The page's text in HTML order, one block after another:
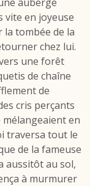
vite en joyeuse
tombée de la
chez lui.
une forêt
de chaîne
de
cris perçants
mélangeaient en
traversa tout le
de la fameuse
aussitôt au sol,
à murmurer